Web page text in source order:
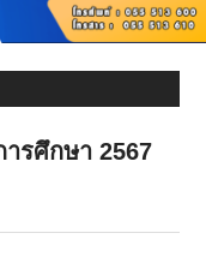
รศึกษา 2567